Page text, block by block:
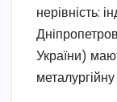
нерівність:
України)